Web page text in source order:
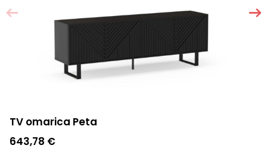
TV omarica Peta
643,78 €